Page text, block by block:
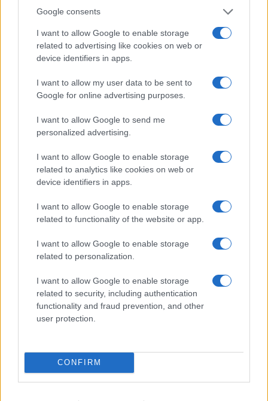
Google consents
I want to allow Google to enable storage
related to advertising like cookies on web or
device identifiers in apps.
I want to allow my user data to be sent to
Google for online advertising purposes.
I want to allow Google to send me
personalized advertising.
I want to allow Google to enable storage
related to analytics like cookies on web or
device identifiers in apps.
I want to allow Google to enable storage
related to functionality of the website or app.
I want to allow Google to enable storage
related to personalization.
I want to allow Google to enable storage
related to security, including authentication
functionality and fraud prevention, and other
user protection.
CONFIRM
anche se data e prezzo non sono ancora
definitive. Potrà essere acquistato nei negozi ma
soprattuto online, dal sito ufficiale di Tesla,
preordinandolo. La “particolarità” è che è previsto
Marte (sì, avete capito bene, quelMarte) così come
sulle montagne o in mezzo a un deserto. Questo
nuovo device, con le sue caratteristiche
sorprendenti e la sua tecnologia all’avanguardia,
rivoluzionerà di sicuro l’industria della telefonia
mobile. E io non vedo l’ora di scoprirlo. Il futuro,
infatti, non si arresta, e le lobby, per fortuna,
vengono rotte da personaggi visionari e amanti
della libertà come Musk che, pur essendo
anch’egli un industriale, si distingue dai soliti
prezzi.
#MUSK #SMARTPHONE